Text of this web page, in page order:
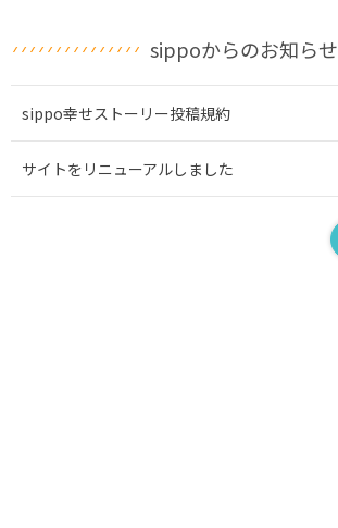
sippoからのお知らせ
sippo幸せストーリー投稿規約
サイトをリニューアルしました